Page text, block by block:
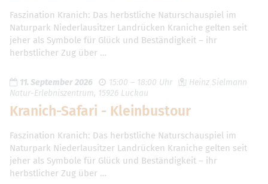
Faszination Kranich: Das herbstliche Naturschauspiel im
Naturpark Niederlausitzer Landrücken Kraniche gelten seit
jeher als Symbole für Glück und Beständigkeit – ihr
herbstlicher Zug über …
11. September 2026 15:00 – 18:00 Uhr
Heinz Sielmann
Natur-Erlebniszentrum, 15926 Luckau
Kranich-Safari - Kleinbustour
Faszination Kranich: Das herbstliche Naturschauspiel im
Naturpark Niederlausitzer Landrücken Kraniche gelten seit
jeher als Symbole für Glück und Beständigkeit – ihr
herbstlicher Zug über …